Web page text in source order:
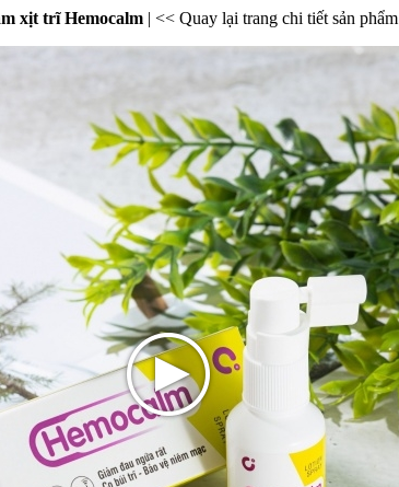
xịt trĩ Hemocalm | << Quay lại trang chi tiết sản phẩm